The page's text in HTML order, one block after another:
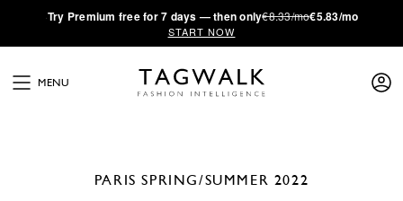
·Try Premium free for 7 days — then only€8.33/mo€5.83/mo
START NOW
MENU
PARIS SPRING/SUMMER 2022